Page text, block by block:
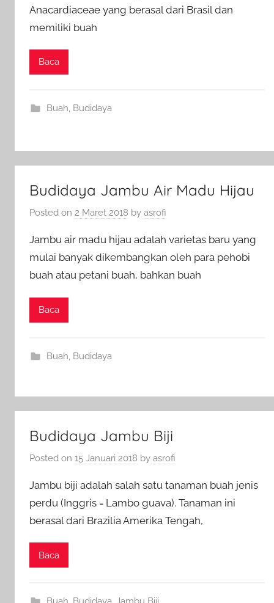
Anacardiaceae yang berasal dari Brasil dan
memiliki buah
Baca
Buah, Budidaya
Budidaya Jambu Air Madu Hijau
Posted on 2 Maret 2018 by asrofi
Jambu air madu hijau adalah varietas baru yang
mulai banyak dikembangkan oleh para pehobi
buah atau petani buah, bahkan buah
Baca
Buah Budidaya
Budidaya Jambu Biji
Posted on 15 Januari 2018 by asrofi
Jambu biji adalah salah satu tanaman buah jenis
perdu (Inggris = Lambo guava). Tanaman ini
berasal dari Brazilia Amerika Tengah,
Baca